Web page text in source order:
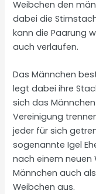
Weibchen den
dabei die
kann die Paarung
auch verlaufen.
Das Männchen
legt dabei ihre
sich das
Vereinigung
jeder für sich
sogenannte Igel
nach einem neuen
Männchen auch
Weibchen aus.